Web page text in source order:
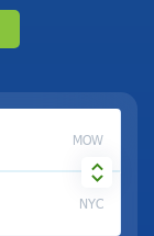
MOW
NYC